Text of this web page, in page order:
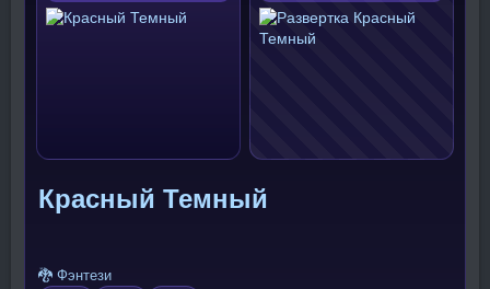
Красный Темный
🐉 Фэнтези